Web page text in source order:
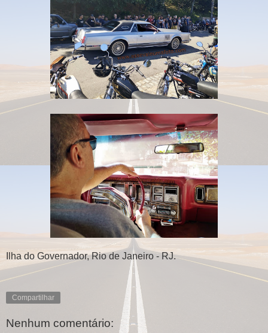
Ilha do Governador, Rio de Janeiro - RJ.
Compartilhar
Nenhum comentário: